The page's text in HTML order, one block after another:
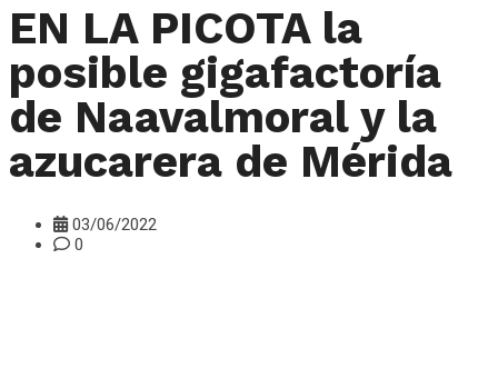
EN LA PICOTA la
posible gigafactoría
de Naavalmoral y la
azucarera de Mérida
03/06/2022
0